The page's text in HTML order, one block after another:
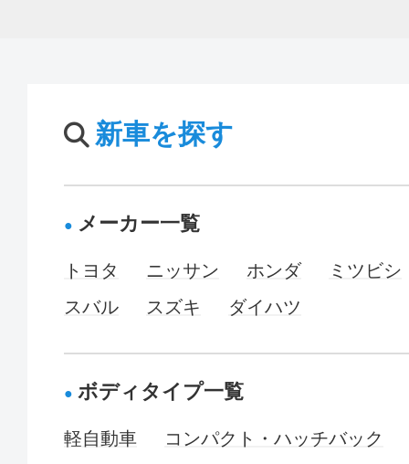
新車を探す
メーカー一覧
トヨタ ニッサン ホンダ
ミツビシ
スバル
スズキ ダイハツ
ボディタイプ一覧
軽自動車
コンパクト・ハッチバック